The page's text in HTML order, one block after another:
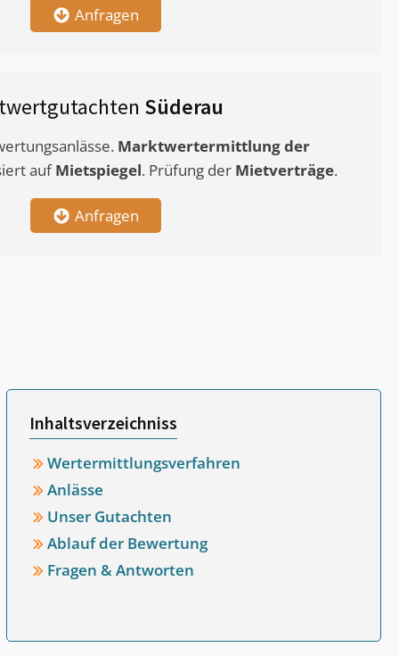
Anfragen
Süderau
Marktwertermittlungder
aufMietspiegel. Prüfung der Mietverträge.
Anfragen
Inhaltsverzeichniss
Wertermittlungsverfahren
Anlässe
Unser Gutachten
Ablauf der Bewertung
Fragen & Antworten